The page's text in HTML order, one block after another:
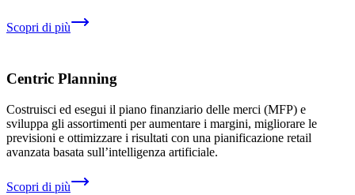
Scopri di più
Centric Planning
Costruisci ed esegui il piano finanziario delle merci (MFP) e
sviluppa gli assortimenti per aumentare i margini, migliorare le
previsioni e ottimizzare i risultati con una pianificazione retail
avanzata basata sull’intelligenza artificiale.
Scopri di più